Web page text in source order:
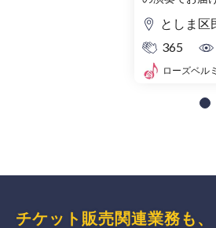
としま区
365
ローズベル
チケット販売関連業務も、